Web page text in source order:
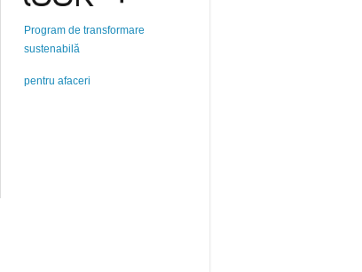
Program de transformare
sustenabilă
pentru afaceri